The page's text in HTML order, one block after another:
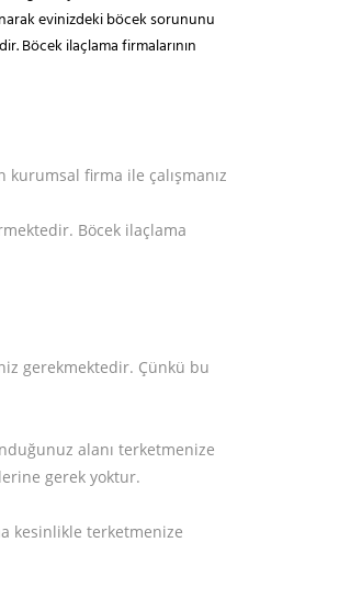
evinizdeki böcek sorununu
Böcek ilaçlama firmalarının
kurumsal firma ile çalışmanız
Böcek ilaçlama
gerekmektedir. Çünkü bu
alanı terketmenize
gerek yoktur.
kesinlikle terketmenize